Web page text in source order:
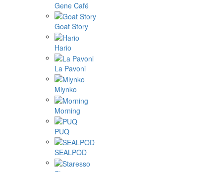
Gene Café
Goat Story
Hario
La Pavoni
Mlynko
Morning
PUQ
SEALPOD